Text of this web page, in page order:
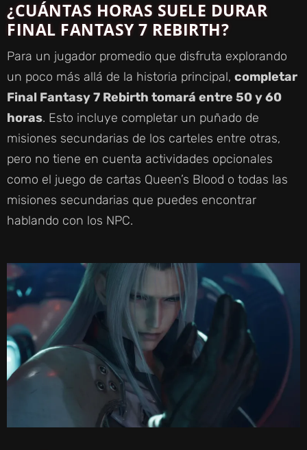
¿CUÁNTAS HORAS SUELE DURAR
FINAL FANTASY 7 REBIRTH?
Para un jugador promedio que disfruta explorando
un poco más allá de la historia principal, completar
Final Fantasy 7 Rebirth tomará entre 50 y 60
horas. Esto incluye completar un puñado de
misiones secundarias de los carteles entre otras,
pero no tiene en cuenta actividades opcionales
como el juego de cartas Queen’s Blood o todas las
misiones secundarias que puedes encontrar
hablando con los NPC.